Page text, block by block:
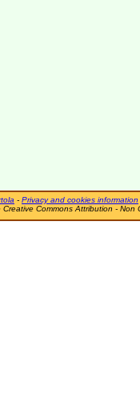
- Privacy and cookies information
Commons Attribution - Non